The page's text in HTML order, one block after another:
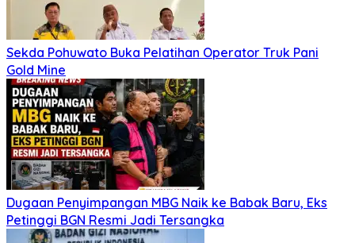
Sekda Pohuwato Buka Pelatihan Operator Truk Pani
Gold Mine
Dugaan Penyimpangan MBG Naik ke Babak Baru, Eks
Petinggi BGN Resmi Jadi Tersangka